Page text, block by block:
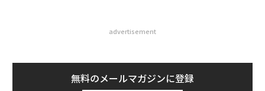
advertisement
無料のメールマガジンに登録